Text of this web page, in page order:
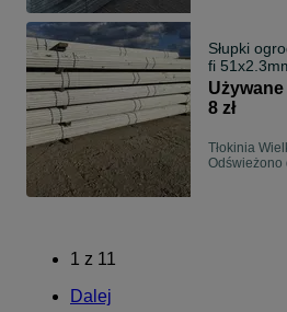
Słupki
fi
Używane
8 zł
Tłokinia
Odświeżono
1 z 11
Dalej